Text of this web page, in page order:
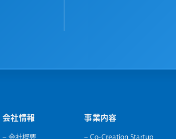
会社情報
– 会社概要
事業内容
– Co-Creation Startup